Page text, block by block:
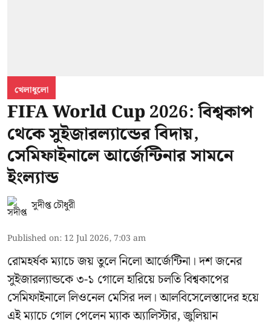
খেলাধুলো
FIFA World Cup 2026: বিশ্বকাপ
থেকে সুইজারল্যান্ডের বিদায়,
সেমিফাইনালে আর্জেন্টিনার সামনে
ইংল্যান্ড
সুদীপ্ত চৌধুরী
Published on: 12 Jul 2026, 7:03 am
রোমহর্ষক ম্যাচে জয় তুলে নিলো আর্জেন্টিনা। দশ জনের
সুইজারল্যান্ডকে ৩-১ গোলে হারিয়ে চলতি বিশ্বকাপের
সেমিফাইনালে লিওনেল মেসির দল। আলবিসেলেস্তাদের হয়ে
এই ম্যাচে গোল পেলেন ম্যাক অ্যালিস্টার, জুলিয়ান